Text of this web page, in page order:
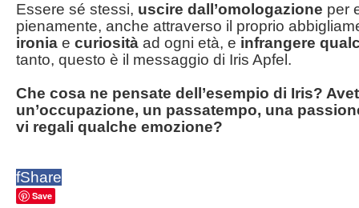
Essere sé stessi, uscire dall’omologazione per
pienamente, anche attraverso il proprio
ironia e curiosità ad ogni età, e infrangere
tanto, questo è il messaggio di Iris Apfel.
Che cosa ne pensate dell’esempio di Iris?
un’occupazione, un passatempo, una
vi regali qualche emozione?
fShare
Save